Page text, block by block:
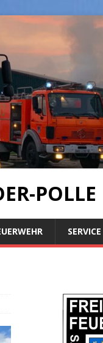
POLLE
SERVICE